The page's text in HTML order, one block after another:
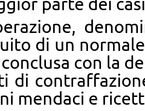
parte dei
di un
conclusa con la
di
mendaci e